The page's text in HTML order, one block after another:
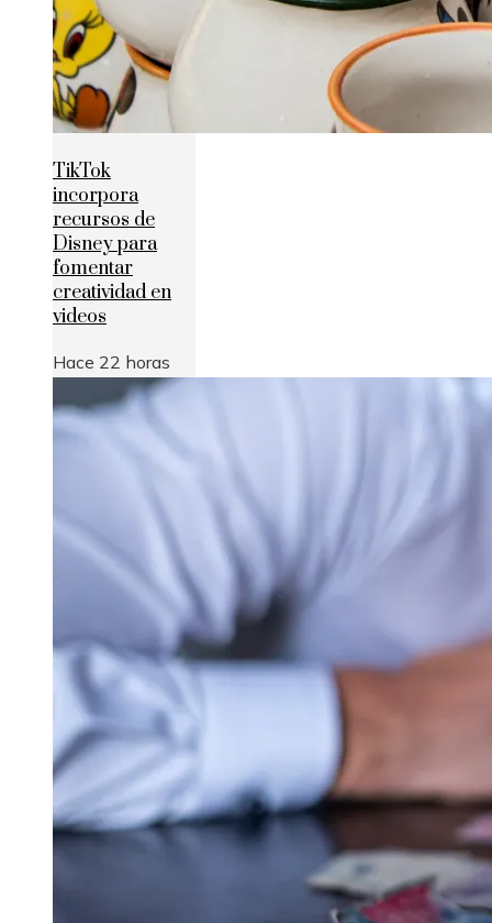
TikTok
incorpora
recursos de
Disney para
fomentar
creatividad en
videos
Hace 22 horas